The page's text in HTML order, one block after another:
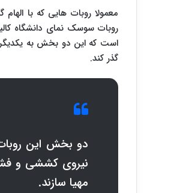
معمولا روبات هایی که با
روبات سوسک نمای دانشگاه
است که این دو بخش به یکدیگر
گذر کند.
دو بخش این
نیروی کششی و
مهیا سازند.